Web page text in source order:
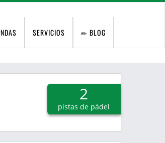
SERVICIOS BLOG
2
pistas de pádel